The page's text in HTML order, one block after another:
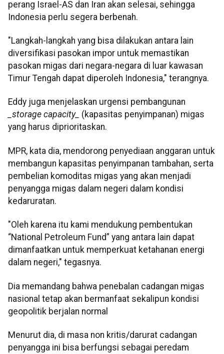
perang Israel-AS dan Iran akan selesai, sehingga
Indonesia perlu segera berbenah.
"Langkah-langkah yang bisa dilakukan antara lain
diversifikasi pasokan impor untuk memastikan
pasokan migas dari negara-negara di luar kawasan
Timur Tengah dapat diperoleh Indonesia," terangnya.
Eddy juga menjelaskan urgensi pembangunan
_storage capacity_ (kapasitas penyimpanan) migas
yang harus diprioritaskan.
MPR, kata dia, mendorong penyediaan anggaran untuk
membangun kapasitas penyimpanan tambahan, serta
pembelian komoditas migas yang akan menjadi
penyangga migas dalam negeri dalam kondisi
kedaruratan.
"Oleh karena itu kami mendukung pembentukan
“National Petroleum Fund” yang antara lain dapat
dimanfaatkan untuk memperkuat ketahanan energi
dalam negeri," tegasnya.
Dia memandang bahwa penebalan cadangan migas
nasional tetap akan bermanfaat sekalipun kondisi
geopolitik berjalan normal
Menurut dia, di masa non kritis/darurat cadangan
penyangga ini bisa berfungsi sebagai peredam